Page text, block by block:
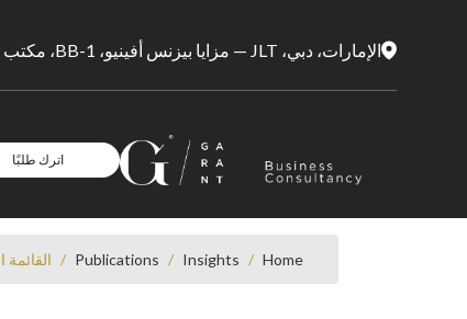
الإمارات، دبي، JLT — مزايا بيزنس أفينيو، BB-1، مكتب 1707
اترك طلبًا
Home
/
Insights
/
Publications
/ القائمة